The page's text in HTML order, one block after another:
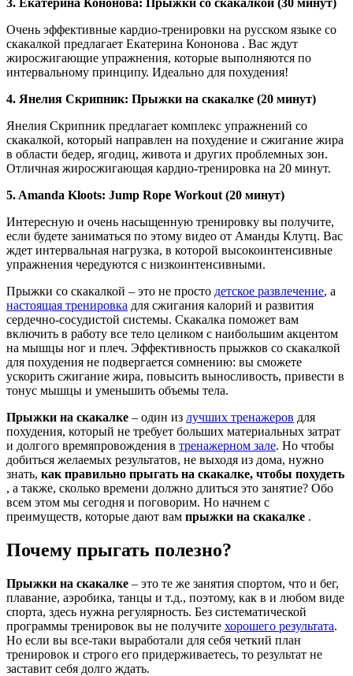
3. Екатерина Кононова: Прыжки со скакалкой (30 минут)
Очень эффективные кардио-тренировки на русском языке со
скакалкой предлагает Екатерина Кононова . Вас ждут
жиросжигающие упражнения, которые выполняются по
интервальному принципу. Идеально для похудения!
4. Янелия Скрипник: Прыжки на скакалке (20 минут)
Янелия Скрипник предлагает комплекс упражнений со
скакалкой, который направлен на похудение и сжигание жира
в области бедер, ягодиц, живота и других проблемных зон.
Отличная жиросжигающая кардио-тренировка на 20 минут.
5. Amanda Kloots: Jump Rope Workout (20 минут)
Интересную и очень насыщенную тренировку вы получите,
если будете заниматься по этому видео от Аманды Клутц. Вас
ждет интервальная нагрузка, в которой высокоинтенсивные
упражнения чередуются с низкоинтенсивными.
Прыжки со скакалкой – это не просто детское развлечение, а
настоящая тренировка для сжигания калорий и развития
сердечно-сосудистой системы. Скакалка поможет вам
включить в работу все тело целиком с наибольшим акцентом
на мышцы ног и плеч. Эффективность прыжков со скакалкой
для похудения не подвергается сомнению: вы сможете
ускорить сжигание жира, повысить выносливость, привести в
тонус мышцы и уменьшить объемы тела.
Прыжки на скакалке – один из лучших тренажеров для
похудения, который не требует больших материальных затрат
и долгого времяпровождения в тренажерном зале. Но чтобы
добиться желаемых результатов, не выходя из дома, нужно
знать, как правильно прыгать на скакалке, чтобы похудеть
, а также, сколько времени должно длиться это занятие? Обо
всем этом мы сегодня и поговорим. Но начнем с
преимуществ, которые дают вам прыжки на скакалке .
Почему прыгать полезно?
Прыжки на скакалке – это те же занятия спортом, что и бег,
плавание, аэробика, танцы и т.д., поэтому, как в и любом виде
спорта, здесь нужна регулярность. Без систематической
программы тренировок вы не получите хорошего результата.
Но если вы все-таки выработали для себя четкий план
тренировок и строго его придерживаетесь, то результат не
заставит себя долго ждать.